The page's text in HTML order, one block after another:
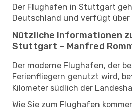
Der Flughafen in Stuttgart
Deutschland und verfügt über
Nützliche Informationen
Stuttgart – Manfred
Der moderne Flughafen, der
Ferienfliegern genutzt wird,
Kilometer südlich der
Wie Sie zum Flughafen